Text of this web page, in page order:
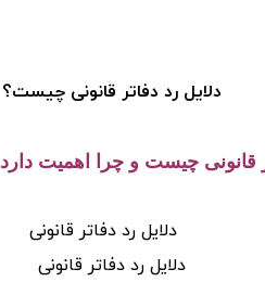
دلایل رد دفاتر قانونی چیست؟
قانونی چیست و چرا اهمیت
دلایل رد دفاتر قانونی